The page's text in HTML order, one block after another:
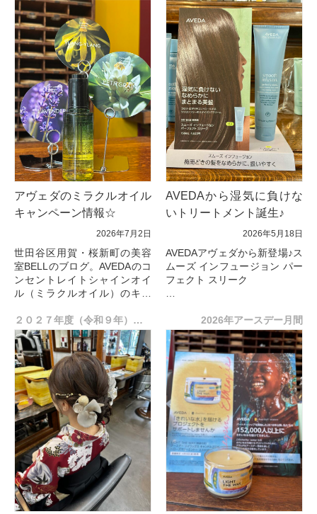
アヴェダのミラクルオイル
キャンペーン情報☆
2026年7月2日
世田谷区用賀・桜新町の美容
室BELLのブログ。AVEDAのコ
ンセントレイトシャインオイ
ル（ミラクルオイル）のキャ
しています！ 大好評のコンセ
ントレー...
AVEDAから湿気に負けな
いトリートメント誕生♪
2026年5月18日
AVEDAアヴェダから新登場♪ス
ムーズ インフュージョン パー
フェクト スリーク
インフュージョン パーフェク
ト スリーク」
は、梅雨時のうねりや広...
２０２７年度（令和９年）卒業式のご予約、受付は8月を予定しております。 2026年アースデー月間